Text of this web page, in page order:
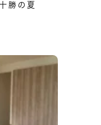
勝の夏